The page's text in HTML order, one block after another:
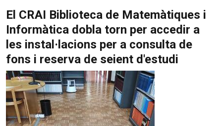
El CRAI Biblioteca de Matemàtiques i
Informàtica dobla torn per accedir a
les instal·lacions per a consulta de
fons i reserva de seient d'estudi